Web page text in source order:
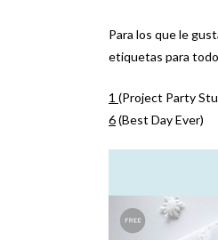
Para los que le
etiquetas para
1 (Project Party
6(Best Day Ever)